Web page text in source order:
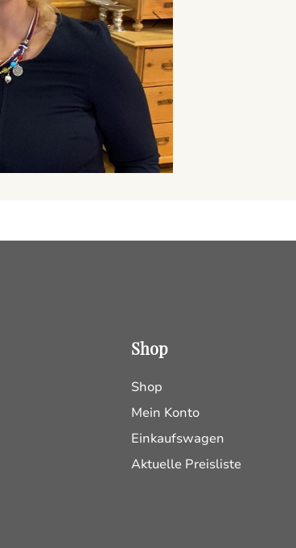
Next
Shop
Shop
Mein Konto
Einkaufswagen
Aktuelle Preisliste